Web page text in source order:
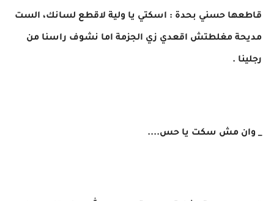
قاطعها حسني بحدة : اسكتي يا ولية لاقطع لسانك، الست
مديحة مغلطتش اقعدي زي الجزمة اما نشوف راسنا من
رجلينا .
_ وان مش سكت يا حس....